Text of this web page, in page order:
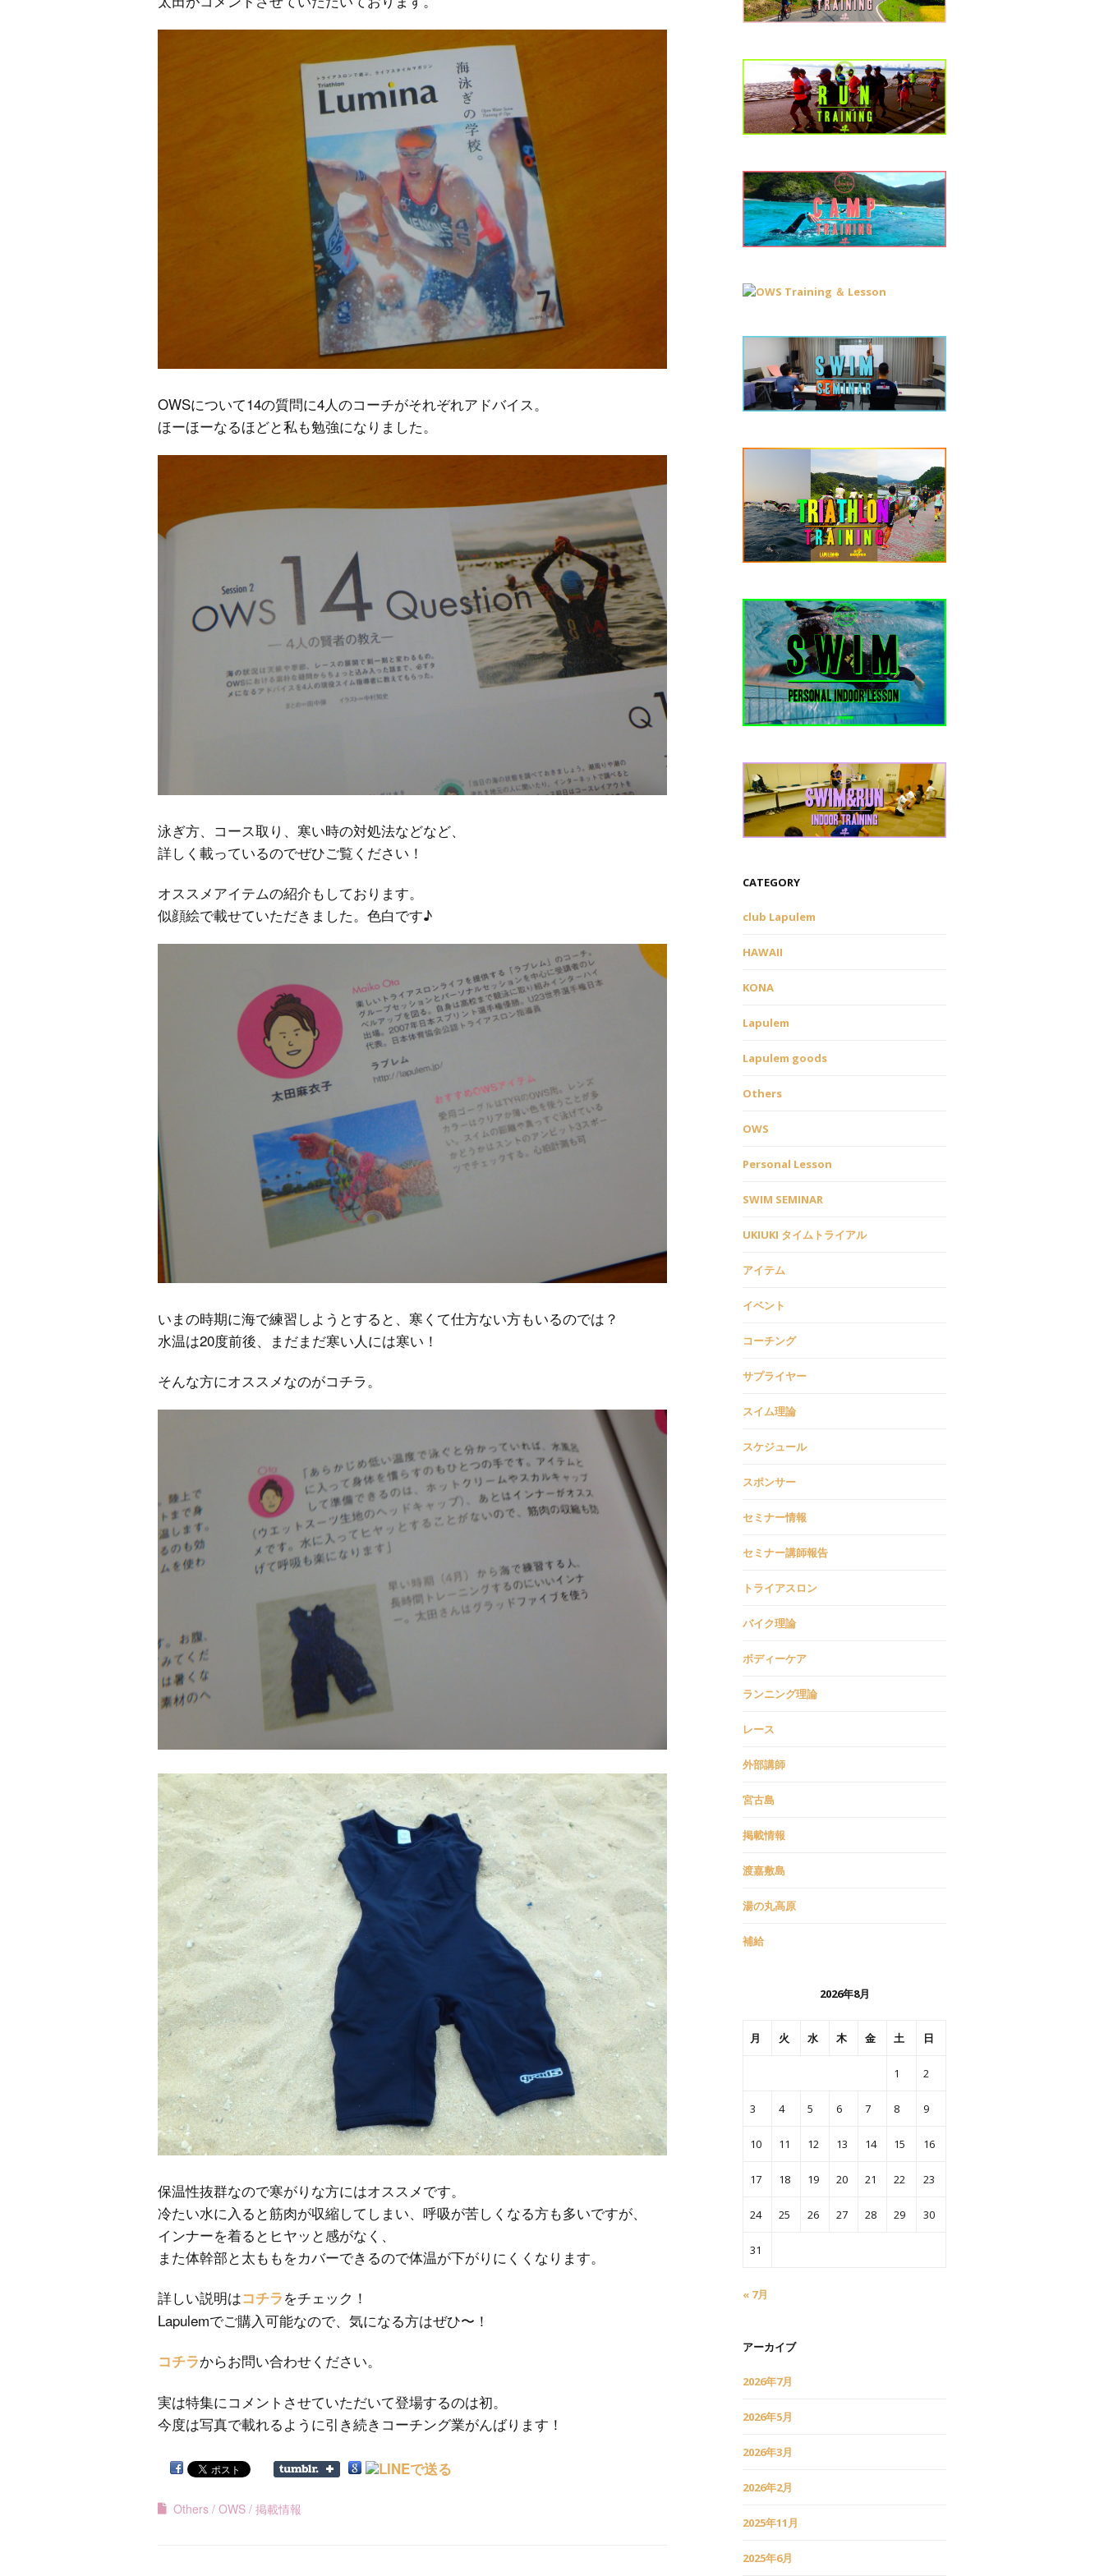
SWIM Training
BIKE Training
RUN Training
INDOOR Training
TRAINING CAMP
SWIM INDOOR
PERSONAL LESSON
OWSについて14の質問に4人のコーチがそれぞれアドバイス。
ほーほーなるほどと私も勉強になりました。
泳ぎ方、コース取り、寒い時の対処法などなど、
詳しく載っているのでぜひご覧ください！
オススメアイテムの紹介もしております。
似顔絵で載せていただきました。色白です♪
いまの時期に海で練習しようとすると、寒くて仕方ない方もいるのでは？
水温は20度前後、まだまだ寒い人には寒い！
そんな方にオススメなのがコチラ。
保温性抜群なので寒がりな方にはオススメです。
冷たい水に入ると筋肉が収縮してしまい、呼吸が苦しくなる方も多いですが、
インナーを着るとヒヤッと感がなく、
また体幹部と太ももをカバーできるので体温が下がりにくくなります。
詳しい説明はコチラをチェック！
Lapulemでご購入可能なので、気になる方はぜひ〜！
コチラからお問い合わせください。
実は特集にコメントさせていただいて登場するのは初。
今度は写真で載れるように引き続きコーチング業がんばります！
Others OWS 掲載情報
CATEGORY
club Lapulem
HAWAII
KONA
Lapulem
Lapulem goods
Others
OWS
Personal Lesson
SWIM SEMINAR
UKIUKI タイムトライアル
アイテム
イベント
コーチング
サプライヤー
スイム理論
スケジュール
スポンサー
セミナー情報
セミナー講師報告
トライアスロン
バイク理論
ボディーケア
ランニング理論
レース
外部講師
宮古島
掲載情報
渡嘉敷島
湯の丸高原
補給
2026年8月
月 火 水 木 金 土 日
1 2
3 4 5 6 7 8 9
10 11 12 13 14 15 16
17 18 19 20 21 22 23
24 25 26 27 28 29 30
31
« 7月
アーカイブ
2026年7月
2026年5月
2026年3月
2026年2月
2025年11月
2025年6月